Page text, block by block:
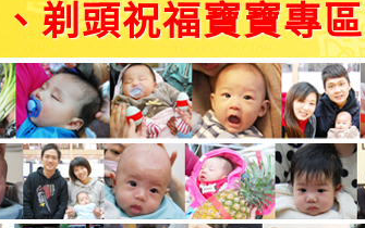
剃頭祝福寶寶專區